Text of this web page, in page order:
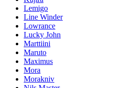
Lemigo
Line Winder
Lowrance
Lucky John
Marttiini
Maruto
Maximus
Mora
Morakniv